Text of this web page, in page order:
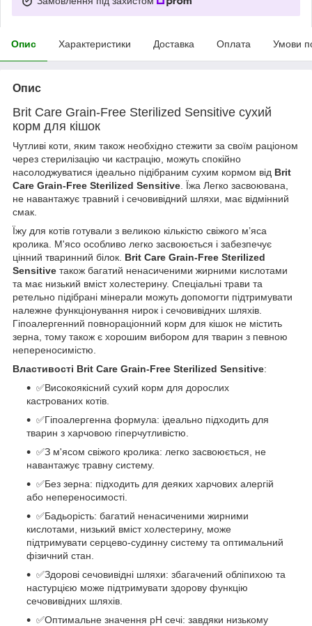
Опис Характеристики Доставка Оплата Умови
Опис
Brit Care Grain-Free Sterilized Sensitive сухий
корм для кішок
Чутливі коти, яким також необхідно стежити за своїм раціоном
через стерилізацію чи кастрацію, можуть спокійно
насолоджуватися ідеально підібраним сухим кормом від Brit
Care Grain-Free Sterilized Sensitive . Їжа Легко засвоювана,
не навантажує травний і сечовивідний шляхи, має відмінний
смак.
Їжу для котів готували з великою кількістю свіжого м’яса
кролика. М'ясо особливо легко засвоюється і забезпечує
цінний тваринний білок. Brit Care Grain-Free Sterilized
Sensitive також багатий ненасиченими жирними кислотами
та має низький вміст холестерину. Спеціальні трави та
ретельно підібрані мінерали можуть допомогти підтримувати
належне функціонування нирок і сечовивідних шляхів.
Гіпоалергенний повнораціонний корм для кішок не містить
зерна, тому також є хорошим вибором для тварин з певною
непереносимістю.
Властивості Brit Care Grain-Free Sterilized Sensitive:
✅Високоякісний сухий корм для дорослих
кастрованих котів.
✅Гіпоалергенна формула: ідеально підходить для
тварин з харчовою гіперчутливістю.
✅З м'ясом свіжого кролика: легко засвоюється, не
навантажує травну систему.
✅Без зерна: підходить для деяких харчових алергій
або непереносимості.
✅Бадьорість: багатий ненасиченими жирними
кислотами, низький вміст холестерину, може
підтримувати серцево-судинну систему та оптимальний
фізичний стан.
✅Здорові сечовивідні шляхи: збагачений обліпихою та
настурцією може підтримувати здорову функцію
сечовивідних шляхів.
✅Оптимальне значення pH сечі: завдяки низькому